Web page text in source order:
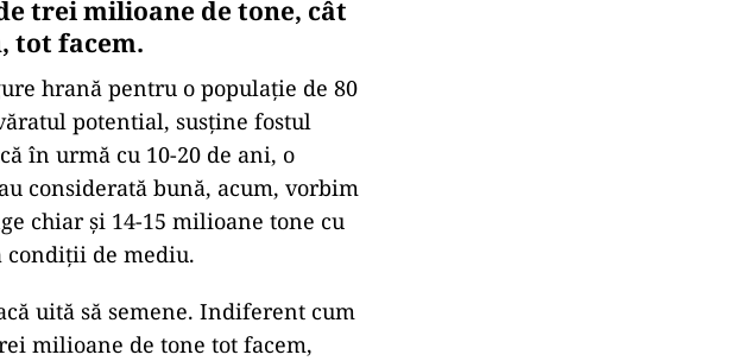
trei milioane de tone, cât
tot facem.
hrană pentru o populație de 80
potential, susține fostul
în urmă cu 10-20 de ani, o
considerată bună, acum, vorbim
chiar și 14-15 milioane tone cu
condiții de mediu.
uită să semene. Indiferent cum
milioane de tone tot facem,